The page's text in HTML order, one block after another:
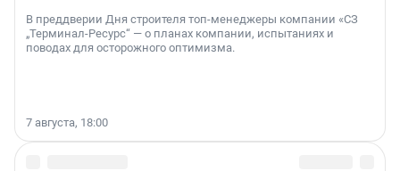
В преддверии Дня строителя топ-менеджеры компании «СЗ
„Терминал-Ресурс“ — о планах компании, испытаниях и
поводах для осторожного оптимизма.
7 августа, 18:00